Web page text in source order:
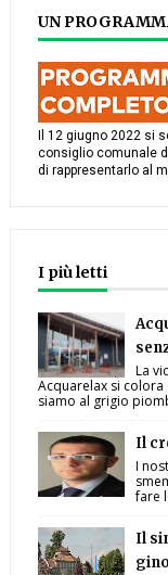
UN
Il 12 giugno 2022 si
consiglio comunale
di rappresentarlo al
I più letti
La
Acquarelax si
siamo al grigio
Il
I
fare
Il